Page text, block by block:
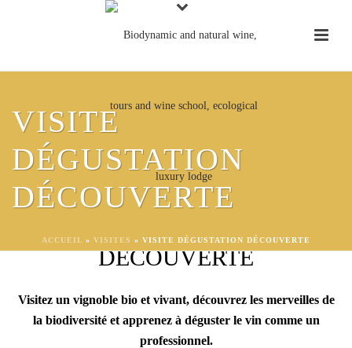
VISITE
DÉGUSTATION
DÉCOUVERTE
ACCUEIL » VISITES » VISITE DÉGUSTATION DÉCOUVERTE
VISITE DE DEUX HEURES
D'UN VIGNOBLE
DÉCOUVERTE
Visitez un vignoble bio et vivant, découvrez les merveilles de
la biodiversité et apprenez à déguster le vin comme un
professionnel.